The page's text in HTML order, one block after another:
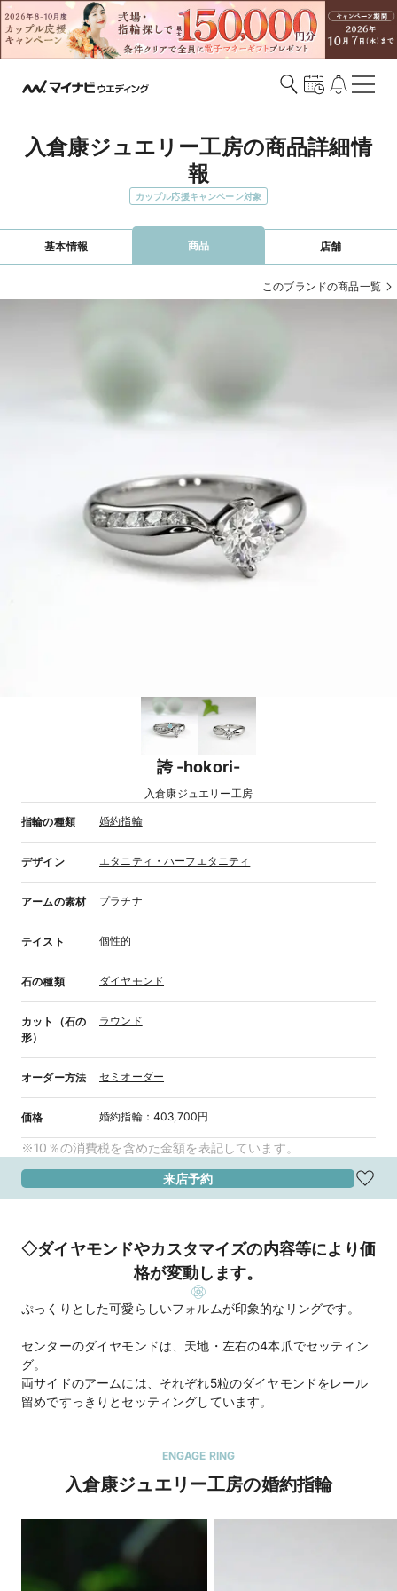
入倉康ジュエリー工房の商品詳細情
報
カップル応援キャンペーン対象
基本情報 商品 店舗
このブランドの商品一覧
誇 -hokori-
入倉康ジュエリー工房
指輪の種類 婚約指輪
デザイン エタニティ・ハーフエタニティ
アームの素材 プラチナ
テイスト 個性的
石の種類 ダイヤモンド
カット（石の
形）
ラウンド
オーダー方法 セミオーダー
価格 婚約指輪： 403,700円
※10％の消費税を含めた金額を表記しています。
来店予約
◇ダイヤモンドやカスタマイズの内容等により価
格が変動します。
ぷっくりとした可愛らしいフォルムが印象的なリングです。
センターのダイヤモンドは、天地・左右の4本爪でセッティン
グ。
両サイドのアームには、それぞれ5粒のダイヤモンドをレール
留めですっきりとセッティングしています。
ENGAGE RING
入倉康ジュエリー工房の婚約指輪